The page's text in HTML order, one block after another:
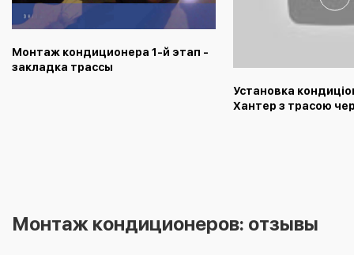
Монтаж кондиционера 1-й этап -
закладка трассы
Установка
Хантер з трасою
Монтаж кондиционеров: отзывы